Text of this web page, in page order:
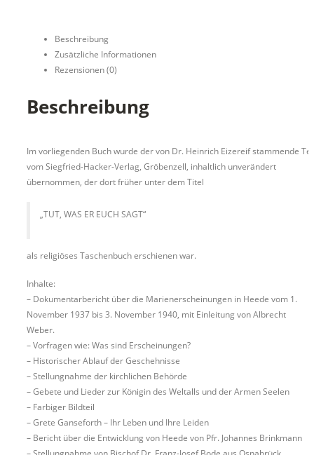
Beschreibung
Zusätzliche Informationen
Rezensionen (0)
Beschreibung
Im vorliegenden Buch wurde der von Dr. Heinrich Eizereif stammende
vom Siegfried-Hacker-Verlag, Gröbenzell, inhaltlich unverändert
übernommen, der dort früher unter dem Titel
„TUT, WAS ER EUCH SAGT“
als religiöses Taschenbuch erschienen war.
Inhalte:
– Dokumentarbericht über die Marienerscheinungen in Heede vom 1.
November 1937 bis 3. November 1940, mit Einleitung von Albrecht
Weber.
– Vorfragen wie: Was sind Erscheinungen?
– Historischer Ablauf der Geschehnisse
– Stellungnahme der kirchlichen Behörde
– Gebete und Lieder zur Königin des Weltalls und der Armen Seelen
– Farbiger Bildteil
– Grete Ganseforth – Ihr Leben und Ihre Leiden
– Bericht über die Entwicklung von Heede von Pfr. Johannes Brinkmann